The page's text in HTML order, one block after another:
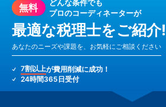
無料
どんな条件でも
プロのコーディネーターが
最適な税理士をご紹介!
あなたのニーズや課題を、お気軽にご相談ください
7割以上が費用削減に成功！
24時間365日受付